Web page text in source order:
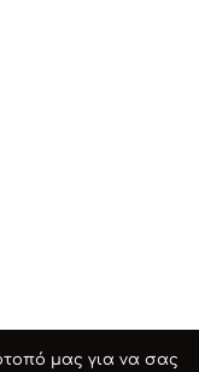
μας για να σας